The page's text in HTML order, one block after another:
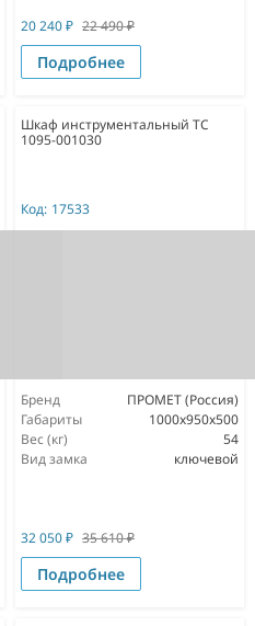
20 240₽ 22 490₽
Подробнее
Шкаф инструментальный ТС
1095-001030
Код: 17533
Бренд
ПРОМЕТ (Россия)
Габариты
1000x950x500
Вес (кг)
54
Вид замка
ключевой
32 050₽ 35 610₽
Подробнее